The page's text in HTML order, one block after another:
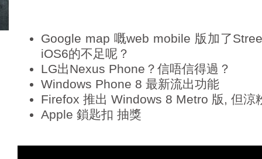
Google map 嘅web mobile 版加了
iOS6的不足呢？
LG出Nexus Phone？信唔信得過？
Windows Phone 8 最新流出功能
Firefox 推出 Windows 8 Metro 版, 但涼
Apple 鎖匙扣 抽獎